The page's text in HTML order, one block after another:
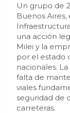
Un grupo de
Buenos
una acción
Milei y la
por el estado
nacionales.
falta de
viales
seguridad de
carreteras.